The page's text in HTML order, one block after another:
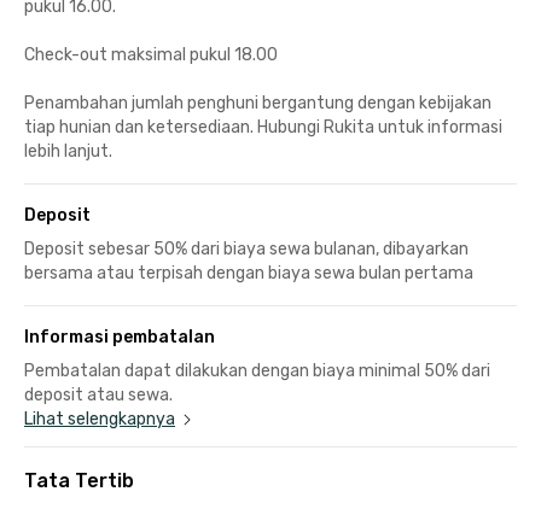
pukul 16.00.
Check-out maksimal pukul 18.00
Penambahan jumlah penghuni bergantung dengan kebijakan
tiap hunian dan ketersediaan. Hubungi Rukita untuk informasi
lebih lanjut.
Deposit
Deposit sebesar 50% dari biaya sewa bulanan, dibayarkan
bersama atau terpisah dengan biaya sewa bulan pertama
Informasi pembatalan
Pembatalan dapat dilakukan dengan biaya minimal 50% dari
deposit atau sewa.
Lihat selengkapnya
Tata Tertib